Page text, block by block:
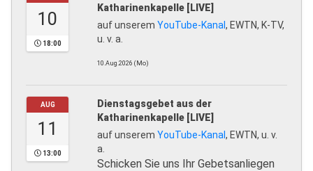
10
18:00
Katharinenkapelle [LIVE]
auf unserem YouTube-Kanal , EWTN, K-TV,
u. v. a.
10.Aug.2026 (Mo)
AUG
11
13:00
Dienstagsgebet aus der
Katharinenkapelle [LIVE]
auf unserem YouTube-Kanal , EWTN, u. v.
a.
Schicken Sie uns Ihr Gebetsanliegen